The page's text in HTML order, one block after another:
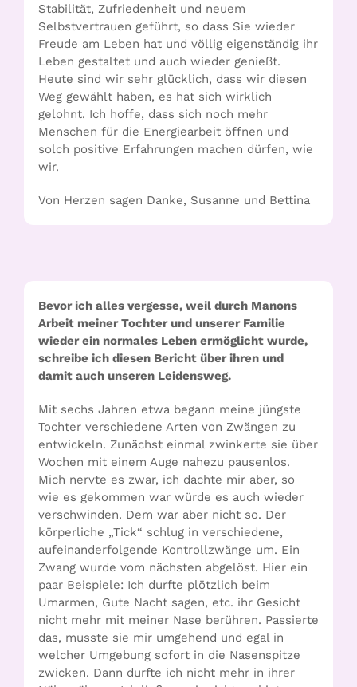
Stabilität, Zufriedenheit und neuem
Selbstvertrauen geführt, so dass Sie wieder
Freude am Leben hat und völlig eigenständig ihr
Leben gestaltet und auch wieder genießt.
Heute sind wir sehr glücklich, dass wir diesen
Weg gewählt haben, es hat sich wirklich
gelohnt. Ich hoffe, dass sich noch mehr
Menschen für die Energiearbeit öffnen und
solch positive Erfahrungen machen dürfen, wie
wir.
Von Herzen sagen Danke, Susanne und Bettina
Bevor ich alles vergesse, weil durch Manons
Arbeit meiner Tochter und unserer Familie
wieder ein normales Leben ermöglicht wurde,
schreibe ich diesen Bericht über ihren und
damit auch unseren Leidensweg.
Mit sechs Jahren etwa begann meine jüngste
Tochter verschiedene Arten von Zwängen zu
entwickeln. Zunächst einmal zwinkerte sie über
Wochen mit einem Auge nahezu pausenlos.
Mich nervte es zwar, ich dachte mir aber, so
wie es gekommen war würde es auch wieder
verschwinden. Dem war aber nicht so. Der
körperliche „Tick“ schlug in verschiedene,
aufeinanderfolgende Kontrollzwänge um. Ein
Zwang wurde vom nächsten abgelöst. Hier ein
paar Beispiele: Ich durfte plötzlich beim
Umarmen, Gute Nacht sagen, etc. ihr Gesicht
nicht mehr mit meiner Nase berühren. Passierte
das, musste sie mir umgehend und egal in
welcher Umgebung sofort in die Nasenspitze
zwicken. Dann durfte ich nicht mehr in ihrer